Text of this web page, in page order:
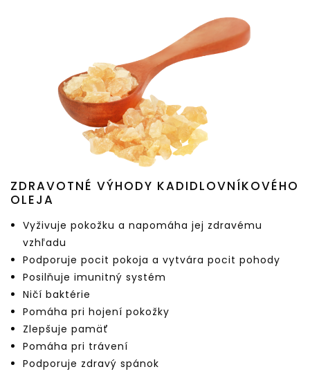
ZDRAVOTNÉ VÝHODY KADIDLOVNÍKOVÉHO
OLEJA
Vyživuje pokožku a napomáha jej zdravému
vzhľadu
Podporuje pocit pokoja a vytvára pocit pohody
Posilňuje imunitný systém
Ničí baktérie
Pomáha pri hojení pokožky
Zlepšuje pamäť
Pomáha pri trávení
Podporuje zdravý spánok